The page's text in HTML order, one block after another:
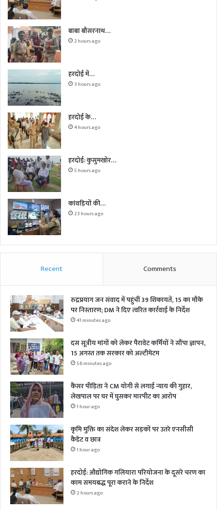
बाबा बौसरनाथ…
2 hours ago
हरदोई में…
3 hours ago
हरदोई के…
4 hours ago
हरदोई: कुसुमखोर…
5 hours ago
कांवड़ियों की…
23 hours ago
Recent Comments
रुद्रप्रयाग जन संवाद में पहुंचीं 39 शिकायतें, 15 का मौके
पर निस्तारण; DM ने दिए त्वरित कार्रवाई के निर्देश
41 minutes ago
दस सूत्रीय मांगों को लेकर पैरावेट कर्मियों ने सौंपा ज्ञापन,
15 अगस्त तक सरकार को अल्टीमेटम
56 minutes ago
कैंसर पीड़िता ने CM योगी से लगाई न्याय की गुहार,
लेखपाल पर घर में घुसकर मारपीट का आरोप
1 hour ago
कृमि मुक्ति का संदेश लेकर सड़कों पर उतरे एनसीसी
कैडेट व छात्र
1 hour ago
हरदोई: औद्योगिक गलियारा परियोजना के दूसरे चरण का
काम समयबद्ध पूरा कराने के निर्देश
2 hours ago